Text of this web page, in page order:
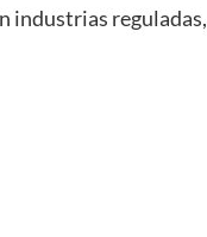
industrias reguladas,